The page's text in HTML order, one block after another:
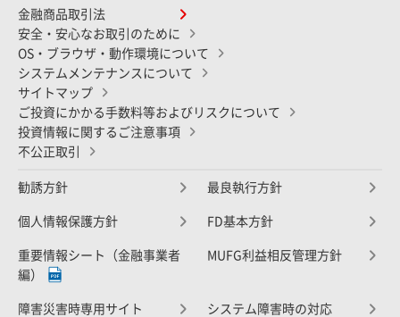
金融商品取引法
安全・安心なお取引のために
OS・ブラウザ・動作環境について
システムメンテナンスについて
サイトマップ
ご投資にかかる手数料等およびリスクについて
投資情報に関するご注意事項
不公正取引
勧誘方針 最良執行方針
個人情報保護方針 FD基本方針
重要情報シート（金融事業者
編）
MUFG利益相反管理方針
障害災害時専用サイト システム障害時の対応